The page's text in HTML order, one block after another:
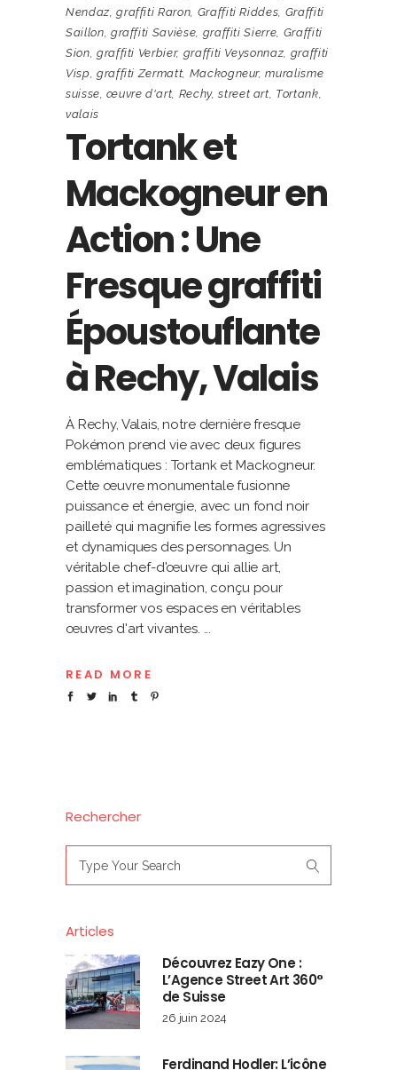
Nendaz,graffiti Raron, Graffiti Riddes, Graffiti
Saillon, graffiti Savièse, graffiti Sierre, Graffiti
Sion, graffiti Verbier, graffiti Veysonnaz, graffiti
Visp, graffiti Zermatt, Mackogneur,muralisme
suisse,œuvre d'art, Rechy,street art, Tortank,
valais
Tortank et
Mackogneur en
Action : Une
Fresque graffiti
Époustouflante
à Rechy, Valais
À Rechy, Valais, notre dernière fresque
Pokémon prend vie avec deux figures
emblématiques : Tortank et Mackogneur.
Cette œuvre monumentale fusionne
puissance et énergie, avec un fond noir
pailleté qui magnifie les formes agressives
et dynamiques des personnages. Un
véritable chef-d'œuvre qui allie art,
passion et imagination, conçu pour
transformer vos espaces en véritables
œuvres d'art vivantes.
READ MORE
Rechercher
for:
Articles
Découvrez Eazy One :
L’Agence Street Art 360°
de Suisse
26 juin 2024
Ferdinand Hodler: L’icône